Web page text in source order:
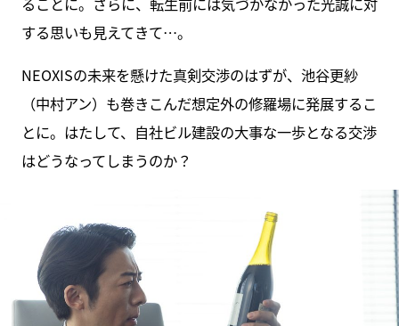
する思いも見えてきて…。
NEOXISの未来を懸けた真剣交渉のはずが、池谷更紗
（中村アン）も巻きこんだ想定外の修羅場に発展するこ
とに。はたして、自社ビル建設の大事な一歩となる交渉
はどうなってしまうのか？